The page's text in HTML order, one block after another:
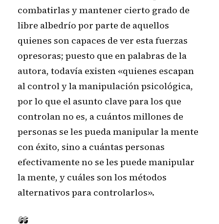
combatirlas y mantener cierto grado de
libre albedrío por parte de aquellos
quienes son capaces de ver esta fuerzas
opresoras; puesto que en palabras de la
autora, todavía existen «quienes escapan
al control y la manipulación psicológica,
por lo que el asunto clave para los que
controlan no es, a cuántos millones de
personas se les pueda manipular la mente
con éxito, sino a cuántas personas
efectivamente no se les puede manipular
la mente, y cuáles son los métodos
alternativos para controlarlos».